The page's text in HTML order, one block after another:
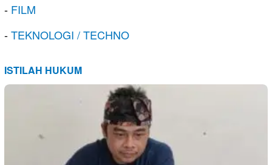
- FILM
-TEKNOLOGI / TECHNO
ISTILAH HUKUM